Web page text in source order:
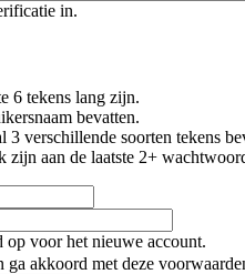
in.
6 tekens lang zijn.
bevatten.
verschillende soorten tekens
aan de laatste 2+
voor het nieuwe account.
ga akkoord met deze